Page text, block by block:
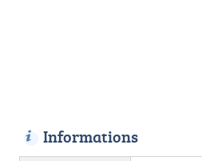
Informations